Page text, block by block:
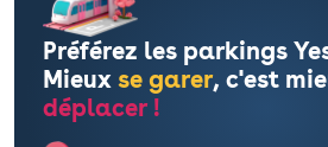
Préférez les parkings
Mieux se garer, c'est
déplacer !